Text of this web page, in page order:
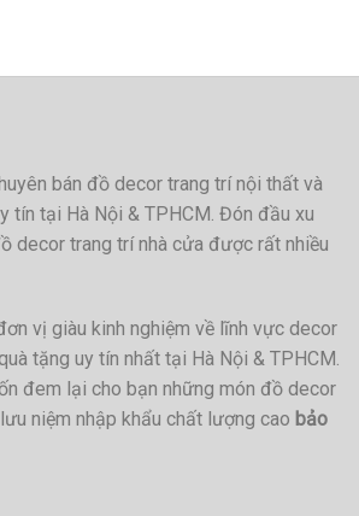
bán đồ decor trang trí nội thất và
tín tại Hà Nội & TPHCM. Đón đầu xu
decor trang trí nhà cửa được rất nhiều
vị giàu kinh nghiệm về lĩnh vực decor
tặng uy tín nhất tại Hà Nội & TPHCM.
đem lại cho bạn những món đồ decor
niệm nhập khẩu chất lượng cao bảo